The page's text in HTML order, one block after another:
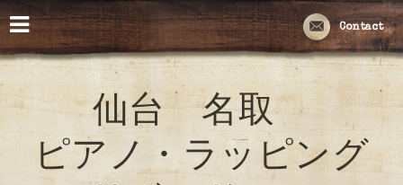
Contact
仙台 名取
ピアノ・ラッピング